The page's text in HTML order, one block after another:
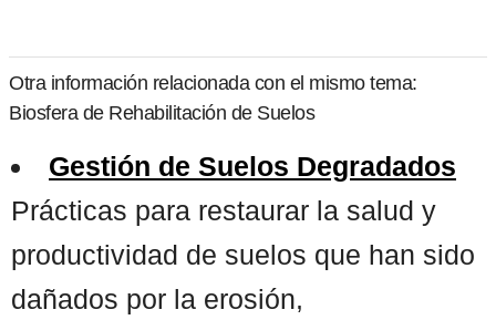
Otra información relacionada con el mismo tema:
Biosfera de Rehabilitación de Suelos
Gestión de Suelos Degradados
Prácticas para restaurar la salud y
productividad de suelos que han sido
dañados por la erosión,